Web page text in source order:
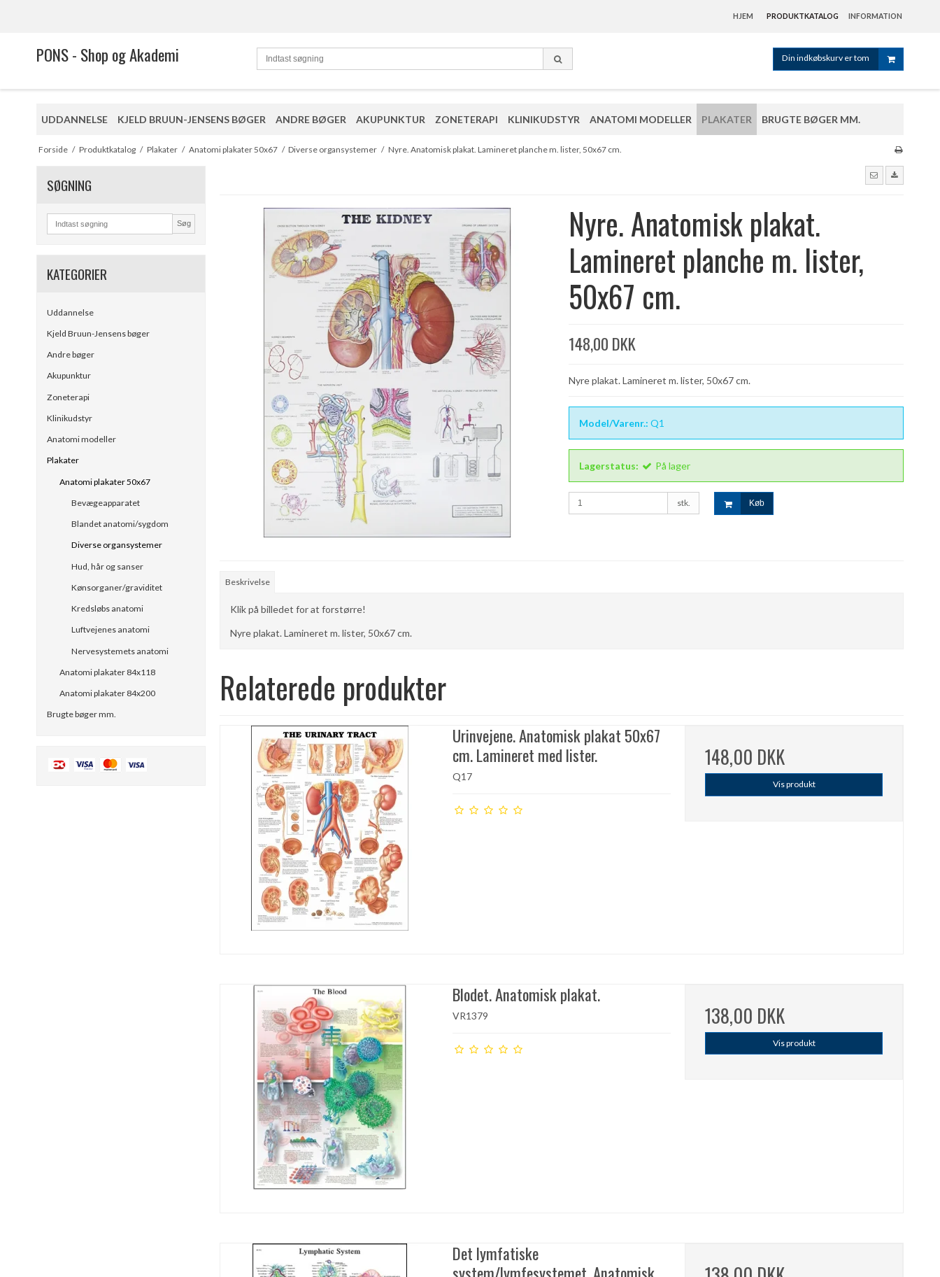
HJEM PRODUKTKATALOG INFORMATION
PONS - Shop og Akademi Din indkøbskurv er tom
UDDANNELSE KJELD BRUUN-JENSENS BØGER ANDRE BØGER AKUPUNKTUR ZONETERAPI KLINIKUDSTYR ANATOMI MODELLER PLAKATER BRUGTE BØGER MM.
Forside / Produktkatalog / Plakater / Anatomi plakater 50x67 / Diverse organsystemer / Nyre. Anatomisk plakat. Lamineret planche m. lister, 50x67 cm.
SØGNING
Søg
KATEGORIER
Uddannelse
Kjeld Bruun-Jensens bøger
Andre bøger
Akupunktur
Zoneterapi
Klinikudstyr
Anatomi modeller
Plakater
Anatomi plakater 50x67
Bevægeapparatet
Blandet anatomi/sygdom
Diverse organsystemer
Hud, hår og sanser
Kønsorganer/graviditet
Kredsløbs anatomi
Luftvejenes anatomi
Nervesystemets anatomi
Anatomi plakater 84x118
Anatomi plakater 84x200
Brugte bøger mm.
Nyre. Anatomisk plakat.
Lamineret planche m. lister,
50x67 cm.
148,00 DKK
Nyre plakat. Lamineret m. lister, 50x67 cm.
Model/Varenr.: Q1
Lagerstatus: På lager
stk. Køb
Beskrivelse
Klik på billedet for at forstørre!
Nyre plakat. Lamineret m. lister, 50x67 cm.
Relaterede produkter
Urinvejene. Anatomisk plakat 50x67
cm. Lamineret med lister.
Q17
148,00 DKK
Vis produkt
Blodet. Anatomisk plakat.
VR1379 138,00 DKK
Vis produkt
Det lymfatiske